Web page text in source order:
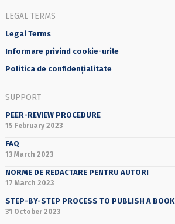
LEGAL TERMS
Legal Terms
Informare privind cookie-urile
Politica de confidențialitate
SUPPORT
PEER-REVIEW PROCEDURE
15 February 2023
FAQ
13 March 2023
NORME DE REDACTARE PENTRU AUTORI
17 March 2023
STEP-BY-STEP PROCESS TO PUBLISH A BOOK
31 October 2023